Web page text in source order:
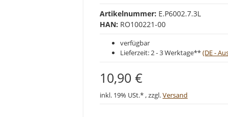
Artikelnummer: E.P6002.7.3L
HAN: RO100221-00
verfügbar
Lieferzeit:2 - 3 Werktage**(DE -
10,90 €
inkl. 19% USt.* , zzgl.Versand